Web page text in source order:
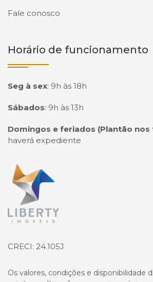
Fale conosco
Horário de funcionamento
Seg à sex: 9h às 18h
Sábados: 9h às 13h
Domingos e feriados (Plantão
haverá expediente
Página inicial
CRECI: 24.105J
Os valores, condições e disponibilidade